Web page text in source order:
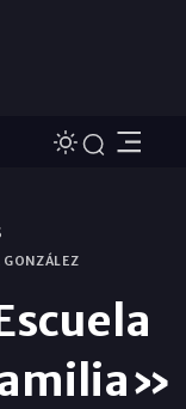
GONZÁLEZ